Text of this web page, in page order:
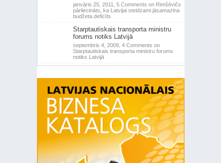
janvāris 25, 2011, 5 Comments on Rimšēvičs
pārliecināts, ka Latvijai steidzami jāsamazina
budžeta deficīts
Starptautiskais transporta ministru
forums notiks Latvijā
septembris 4, 2009, 4 Comments on
Starptautiskais transporta ministru forums
notiks Latvijā